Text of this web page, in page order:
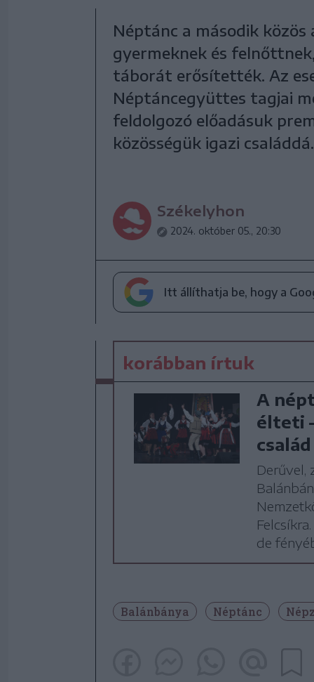
Néptánc a második
gyermeknek és
táborát erősítették. Az
Néptáncegyüttes tagjai
feldolgozó előadásuk
közösségük igazi családdá.
Székelyhon
2024. október 05., 20:30
Itt állíthatja be, hogy a
korábban írtuk
A
élteti
család
Derűvel,
de
Balánbánya Néptánc